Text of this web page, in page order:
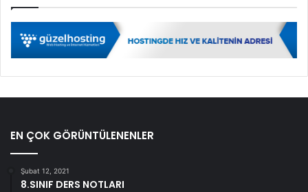
EN ÇOK GÖRÜNTÜLENENLER
Şubat 12, 2021
8.SINIF DERS NOTLARI